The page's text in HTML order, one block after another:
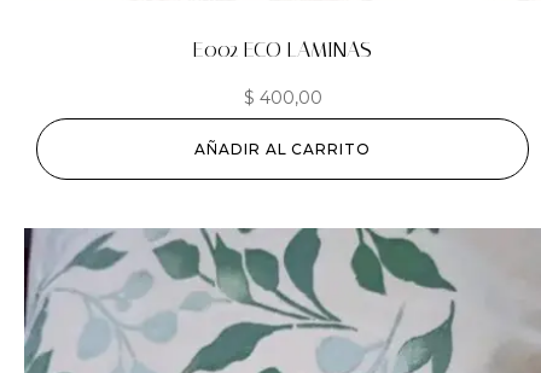
E002 ECO LAMINAS
$ 400,00
AÑADIR AL CARRITO